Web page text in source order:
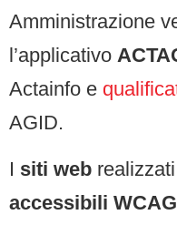
Amministrazione
l’applicativo
Actainfo e
AGID.
I siti web
accessibili